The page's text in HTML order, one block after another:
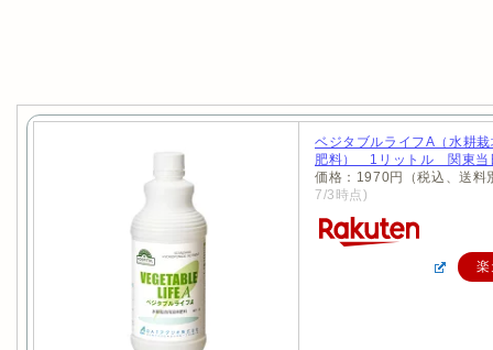
ベジタブルライフA（水耕
肥料） 1リットル 関東当
価格：1970円（税込、送料
7/3時点)